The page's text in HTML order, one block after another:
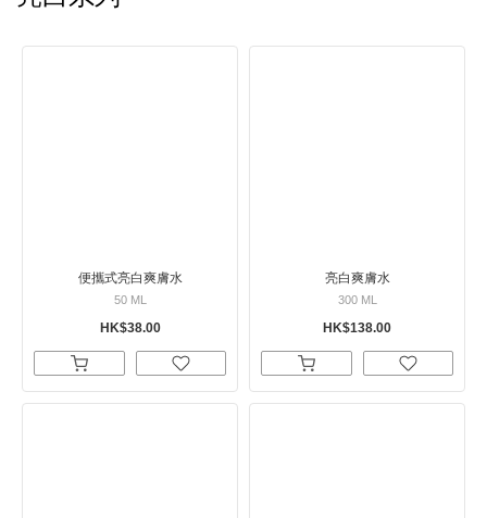
便攜式亮白爽膚水
50 ML
HK$38.00
亮白爽膚水
300 ML
HK$138.00